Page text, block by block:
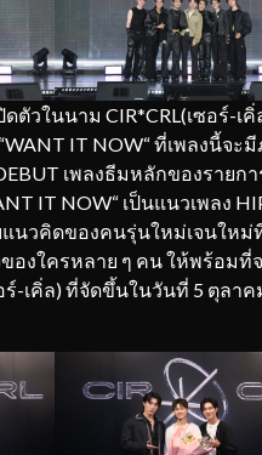
ตัวในนาม CIR*CRL(เซอร์-เ
IT NOW“ ที่เพลงนี้
เพลงธีมหลักของรายกา
IT NOW“ เป็นแนวเพลง
แนวคิดของคนรุ่นใหม่เจนให
องใครหลาย ๆ คน ให้พร้อมที่
ร์-เคิ่ล) ที่จัดขึ้นในวันที่ 5 ตุลาค